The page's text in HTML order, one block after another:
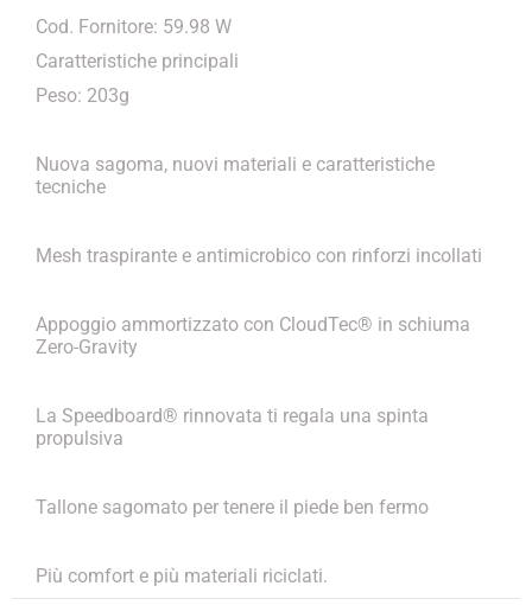
Cod. Fornitore: 59.98 W
Caratteristiche principali
Peso: 203g
Nuova sagoma, nuovi materiali e caratteristiche
tecniche
Mesh traspirante e antimicrobico con rinforzi incollati
Appoggio ammortizzato con CloudTec® in schiuma
Zero-Gravity
La Speedboard® rinnovata ti regala una spinta
propulsiva
Tallone sagomato per tenere il piede ben fermo
Più comfort e più materiali riciclati.